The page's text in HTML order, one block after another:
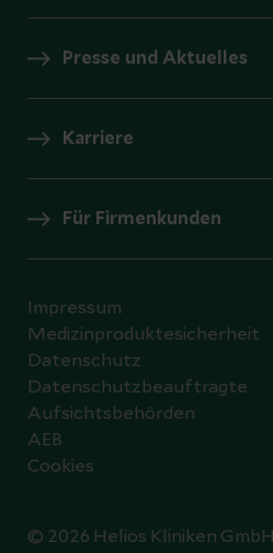
Presse und Aktuelles
Karriere
Für Firmenkunden
© 2026 Helios Kliniken GmbH
Impressum
Medizinproduktesicherheit
Datenschutz
Datenschutzbeauftragte
Aufsichtsbehörden
AEB
Cookies